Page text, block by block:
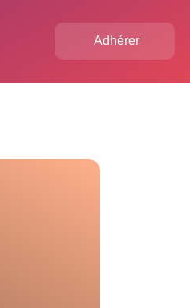
Adhérer